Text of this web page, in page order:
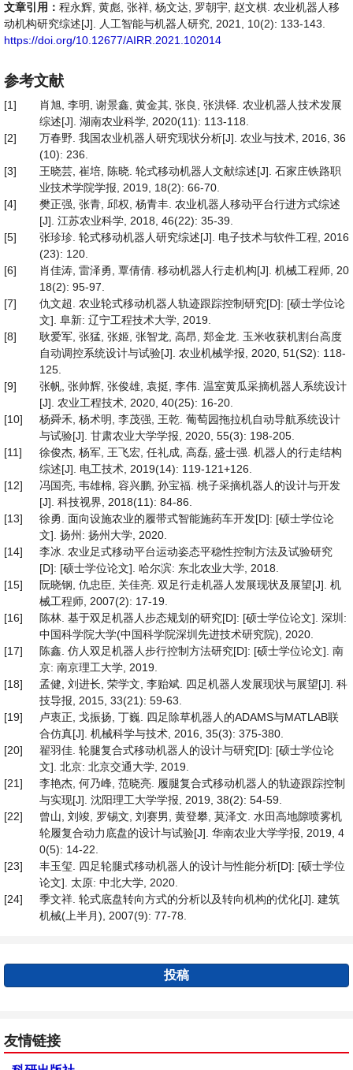
文章引用： 程永辉, 黄彪, 张祥, 杨文达, 罗朝宇, 赵文棋. 农业机器人移
动机构研究综述[J]. 人工智能与机器人研究, 2021, 10(2): 133-143.
https://doi.org/10.12677/AIRR.2021.102014
参考文献
[1]
肖旭, 李明, 谢景鑫, 黄金其, 张良, 张洪铎. 农业机器人技术发展
综述[J]. 湖南农业科学, 2020(11): 113-118.
[2]
万春野. 我国农业机器人研究现状分析[J]. 农业与技术, 2016, 36
(10): 236.
[3]
王晓芸, 崔培, 陈晓. 轮式移动机器人文献综述[J]. 石家庄铁路职
业技术学院学报, 2019, 18(2): 66-70.
[4]
樊正强, 张青, 邱权, 杨青丰. 农业机器人移动平台行进方式综述
[J]. 江苏农业科学, 2018, 46(22): 35-39.
[5]
张珍珍. 轮式移动机器人研究综述[J]. 电子技术与软件工程, 2016
(23): 120.
[6]
肖佳涛, 雷泽勇, 覃倩倩. 移动机器人行走机构[J]. 机械工程师, 20
18(2): 95-97.
[7]
仇文超. 农业轮式移动机器人轨迹跟踪控制研究[D]: [硕士学位论
文]. 阜新: 辽宁工程技术大学, 2019.
[8]
耿爱军, 张猛, 张姬, 张智龙, 高昂, 郑金龙. 玉米收获机割台高度
自动调控系统设计与试验[J]. 农业机械学报, 2020, 51(S2): 118-
125.
[9]
张帆, 张帅辉, 张俊雄, 袁挺, 李伟. 温室黄瓜采摘机器人系统设计
[J]. 农业工程技术, 2020, 40(25): 16-20.
[10]
杨舜禾, 杨术明, 李茂强, 王乾. 葡萄园拖拉机自动导航系统设计
与试验[J]. 甘肃农业大学学报, 2020, 55(3): 198-205.
[11]
徐俊杰, 杨军, 王飞宏, 任礼成, 高磊, 盛士强. 机器人的行走结构
综述[J]. 电工技术, 2019(14): 119-121+126.
[12]
冯国亮, 韦雄棉, 容兴鹏, 孙宝福. 桃子采摘机器人的设计与开发
[J]. 科技视界, 2018(11): 84-86.
[13]
徐勇. 面向设施农业的履带式智能施药车开发[D]: [硕士学位论
文]. 扬州: 扬州大学, 2020.
[14]
李冰. 农业足式移动平台运动姿态平稳性控制方法及试验研究
[D]: [硕士学位论文]. 哈尔滨: 东北农业大学, 2018.
[15]
阮晓钢, 仇忠臣, 关佳亮. 双足行走机器人发展现状及展望[J]. 机
械工程师, 2007(2): 17-19.
[16]
陈林. 基于双足机器人步态规划的研究[D]: [硕士学位论文]. 深圳:
中国科学院大学(中国科学院深圳先进技术研究院), 2020.
[17]
陈鑫. 仿人双足机器人步行控制方法研究[D]: [硕士学位论文]. 南
京: 南京理工大学, 2019.
[18]
孟健, 刘进长, 荣学文, 李贻斌. 四足机器人发展现状与展望[J]. 科
技导报, 2015, 33(21): 59-63.
[19]
卢衷正, 戈振扬, 丁巍. 四足除草机器人的ADAMS与MATLAB联
合仿真[J]. 机械科学与技术, 2016, 35(3): 375-380.
[20]
翟羽佳. 轮腿复合式移动机器人的设计与研究[D]: [硕士学位论
文]. 北京: 北京交通大学, 2019.
[21]
李艳杰, 何乃峰, 范晓亮. 履腿复合式移动机器人的轨迹跟踪控制
与实现[J]. 沈阳理工大学学报, 2019, 38(2): 54-59.
[22]
曾山, 刘竣, 罗锡文, 刘赛男, 黄登攀, 莫泽文. 水田高地隙喷雾机
轮履复合动力底盘的设计与试验[J]. 华南农业大学学报, 2019, 4
0(5): 14-22.
[23]
丰玉玺. 四足轮腿式移动机器人的设计与性能分析[D]: [硕士学位
论文]. 太原: 中北大学, 2020.
[24]
季文祥. 轮式底盘转向方式的分析以及转向机构的优化[J]. 建筑
机械(上半月), 2007(9): 77-78.
投稿
友情链接